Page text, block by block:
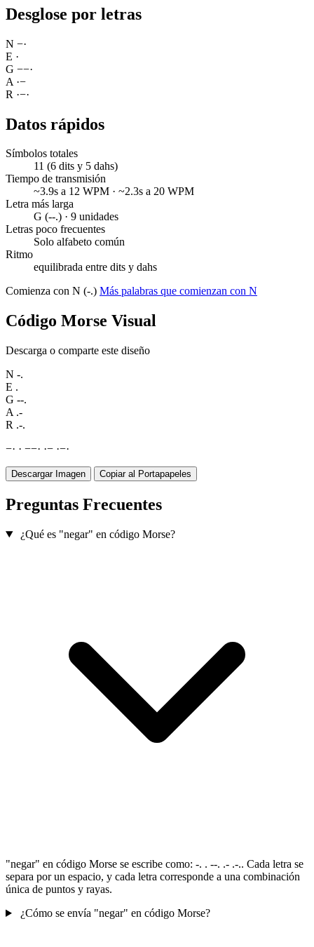
Desglose por letras
N −·
E ·
G −−·
A ·−
R ·−·
Datos rápidos
Símbolos totales
11 (6 dits y 5 dahs)
Tiempo de transmisión
~3.9s a 12 WPM · ~2.3s a 20 WPM
Letra más larga
G (--.) · 9 unidades
Letras poco frecuentes
Solo alfabeto común
Ritmo
equilibrada entre dits y dahs
Comienza con N (-.) Más palabras que comienzan con N
Código Morse Visual
Descarga o comparte este diseño
N -.
E .
G --.
A .-
R .-.
−· · −−· ·− ·−·
Descargar Imagen Copiar al Portapapeles
Preguntas Frecuentes
¿Qué es "negar" en código Morse?
"negar" en código Morse se escribe como: -. . --. .- .-.. Cada letra se
separa por un espacio, y cada letra corresponde a una combinación
única de puntos y rayas.
¿Cómo se envía "negar" en código Morse?